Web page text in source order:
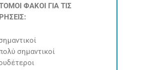
ΦΑΚΟΙ ΓΙΑ ΤΙΣ
σημαντικοί